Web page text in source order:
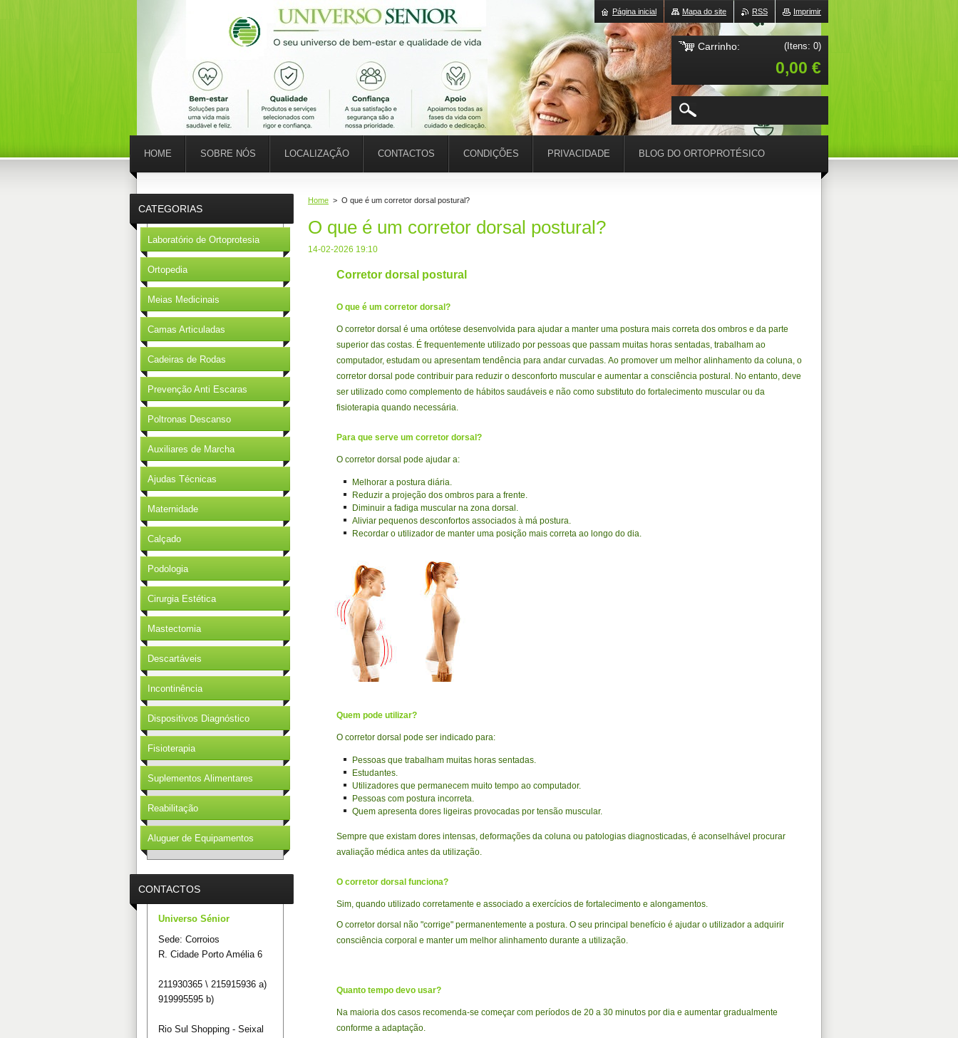
Home > O que é um corretor dorsal postural?
O que é um corretor dorsal postural?
14-02-2026 19:10
Corretor dorsal postural
O que é um corretor dorsal?
O corretor dorsal é uma ortótese desenvolvida para ajudar a manter uma postura mais correta dos ombros e da parte
superior das costas. É frequentemente utilizado por pessoas que passam muitas horas sentadas, trabalham ao
computador, estudam ou apresentam tendência para andar curvadas. Ao promover um melhor alinhamento da coluna, o
corretor dorsal pode contribuir para reduzir o desconforto muscular e aumentar a consciência postural. No entanto, deve
ser utilizado como complemento de hábitos saudáveis e não como substituto do fortalecimento muscular ou da
fisioterapia quando necessária.
Para que serve um corretor dorsal?
O corretor dorsal pode ajudar a:
Melhorar a postura diária.
Reduzir a projeção dos ombros para a frente.
Diminuir a fadiga muscular na zona dorsal.
Aliviar pequenos desconfortos associados à má postura.
Recordar o utilizador de manter uma posição mais correta ao longo do dia.
Quem pode utilizar?
O corretor dorsal pode ser indicado para:
Pessoas que trabalham muitas horas sentadas.
Estudantes.
Utilizadores que permanecem muito tempo ao computador.
Pessoas com postura incorreta.
Quem apresenta dores ligeiras provocadas por tensão muscular.
Sempre que existam dores intensas, deformações da coluna ou patologias diagnosticadas, é aconselhável procurar
avaliação médica antes da utilização.
O corretor dorsal funciona?
Sim, quando utilizado corretamente e associado a exercícios de fortalecimento e alongamentos.
O corretor dorsal não "corrige" permanentemente a postura. O seu principal benefício é ajudar o utilizador a adquirir
consciência corporal e manter um melhor alinhamento durante a utilização.
Quanto tempo devo usar?
Na maioria dos casos recomenda-se começar com períodos de 20 a 30 minutos por dia e aumentar gradualmente
conforme a adaptação.
CATEGORIAS
Laboratório de Ortoprotesia
Ortopedia
Meias Medicinais
Camas Articuladas
Cadeiras de Rodas
Prevenção Anti Escaras
Poltronas Descanso
Auxiliares de Marcha
Ajudas Técnicas
Maternidade
Calçado
Podologia
Cirurgia Estética
Mastectomia
Descartáveis
Incontinência
Dispositivos Diagnóstico
Fisioterapia
Suplementos Alimentares
Reabilitação
Aluguer de Equipamentos
CONTACTOS
Universo Sénior
Sede: Corroios
R. Cidade Porto Amélia 6
211930365 \ 215915936 a)
919995595 b)
Rio Sul Shopping - Seixal
HOME SOBRE NÓS LOCALIZAÇÃO CONTACTOS CONDIÇÕES PRIVACIDADE BLOG DO ORTOPROTÉSICO
Imprimir
RSS
Mapa do site
Página inicial
Carrinho: (Itens: 0)
0,00 €